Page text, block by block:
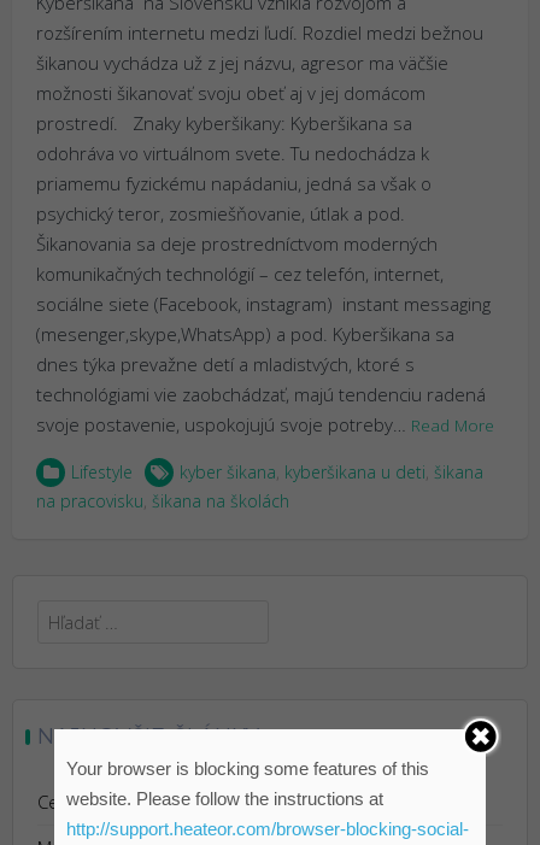
rozšírením internetu medzi ľudí. Rozdiel medzi bežnou
šikanou vychádza už z jej názvu, agresor ma väčšie
možnosti šikanovať svoju obeť aj v jej domácom
prostredí. Znaky kyberšikany: Kyberšikana sa
odohráva vo virtuálnom svete. Tu nedochádza k
priamemu fyzickému napádaniu, jedná sa však o
psychický teror, zosmiešňovanie, útlak a pod.
Šikanovania sa deje prostredníctvom moderných
komunikačných technológií – cez telefón, internet,
sociálne siete (Facebook, instagram) instant messaging
(mesenger,skype,WhatsApp) a pod. Kyberšikana sa
dnes týka prevažne detí a mladistvých, ktoré s
technológiami vie zaobchádzať, majú tendenciu radená
svoje postavenie, uspokojujú svoje potreby… Read More
Lifestyle kyber šikana, kyberšikana u deti, šikana
na pracovisku, šikana na školách
Hľadať:
NAJNOVŠIE ČLÁNKY
Cestovanie s Istotou: Výhody Cestovného Poistenia
Your browser is blocking some features of this
website. Please follow the instructions at
http://support.heateor.com/browser-blocking-social-